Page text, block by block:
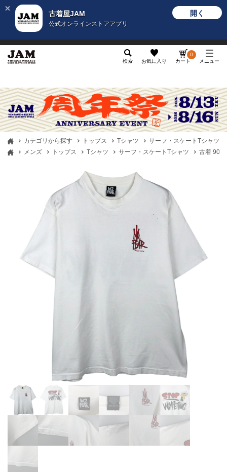
古着屋JAM
公式オンラインストアアプリ
開く
検索 お気に入り カート
0
メニュー
カテゴリから探す トップス Tシャツ
サーフ・スケートTシャツ
メンズ
トップス Tシャツ サーフ・スケートTシャツ 古着 90